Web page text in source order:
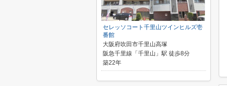
セレッソコート千里山ツインヒルズ壱
番館
大阪府吹田市千里山高塚
阪急千里線「千里山」駅 徒歩8分
築22年